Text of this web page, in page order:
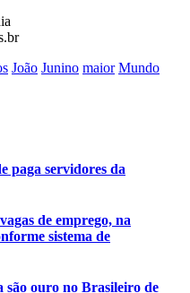
João Junino maior Mundo
paga servidores da
de emprego, na
sistema de
ouro no Brasileiro de